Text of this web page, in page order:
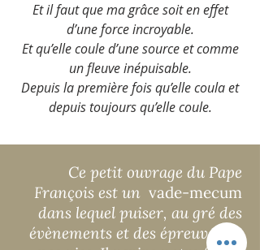
Et il faut que ma grâce soit en effet
d’une force incroyable.
Et qu’elle coule d’une source et comme
un fleuve inépuisable.
Depuis la première fois qu’elle coula et
depuis toujours qu’elle coule.
Ce petit ouvrage du Pape
François est un vade-mecum
dans lequel puiser, au gré des
évènements et des épreuves de